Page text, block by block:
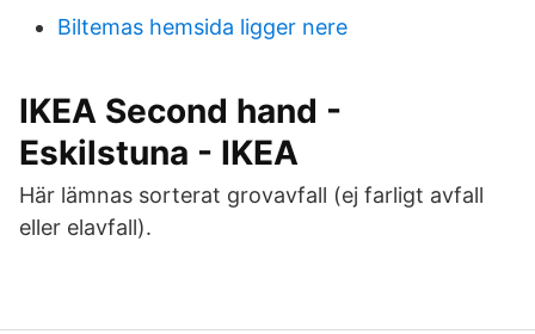
Biltemas hemsida ligger nere
IKEA Second hand -
Eskilstuna - IKEA
Här lämnas sorterat grovavfall (ej farligt avfall
eller elavfall).